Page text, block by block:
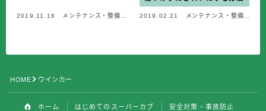
コラム・カルチャー
2019.11.16
メンテナンス・整備・
2019.02.21
メンテナンス・整備・
HOME ウインカー
ホーム はじめてのスーパーカブ
安全対策・事故防止